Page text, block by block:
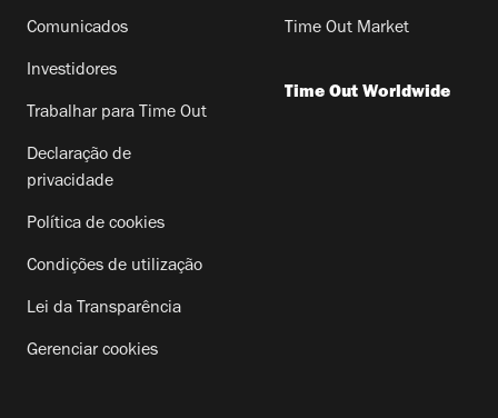
Comunicados
Investidores
Trabalhar para Time Out
Declaração de
privacidade
Política de cookies
Condições de utilização
Lei da Transparência
Gerenciar cookies
Time Out Market
Time Out Worldwide